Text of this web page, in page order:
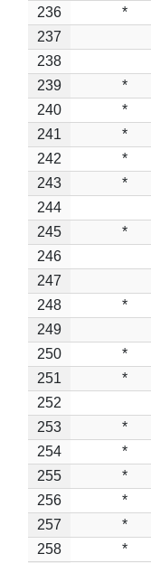
236 *
237
238
239
*
240
*
241
*
242
*
243
*
244
245
*
246
247
248
*
249
250
*
251
*
252
253
*
254
*
255
*
256
*
257
*
258
*